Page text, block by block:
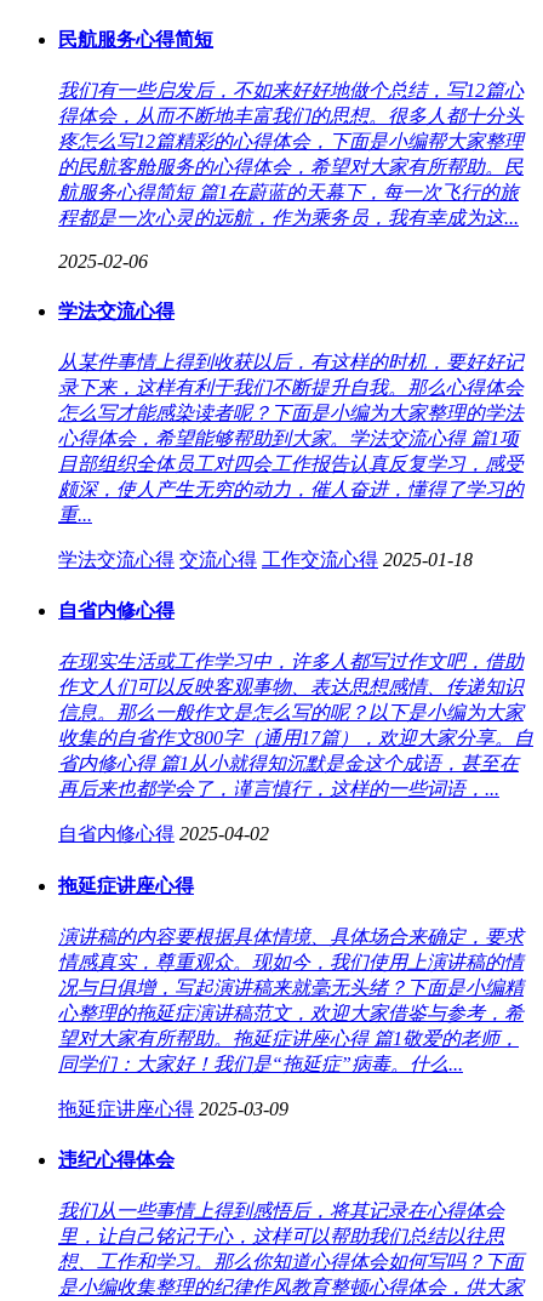
民航服务心得简短
我们有一些启发后，不如来好好地做个总结，写12篇心
得体会，从而不断地丰富我们的思想。很多人都十分头
疼怎么写12篇精彩的心得体会，下面是小编帮大家整理
的民航客舱服务的心得体会，希望对大家有所帮助。民
航服务心得简短 篇1在蔚蓝的天幕下，每一次飞行的旅
程都是一次心灵的远航，作为乘务员，我有幸成为这...
2025-02-06
学法交流心得
从某件事情上得到收获以后，有这样的时机，要好好记
录下来，这样有利于我们不断提升自我。那么心得体会
怎么写才能感染读者呢？下面是小编为大家整理的学法
心得体会，希望能够帮助到大家。学法交流心得 篇1项
目部组织全体员工对四会工作报告认真反复学习，感受
颇深，使人产生无穷的动力，催人奋进，懂得了学习的
重...
学法交流心得 交流心得 工作交流心得 2025-01-18
自省内修心得
在现实生活或工作学习中，许多人都写过作文吧，借助
作文人们可以反映客观事物、表达思想感情、传递知识
信息。那么一般作文是怎么写的呢？以下是小编为大家
收集的自省作文800字（通用17篇），欢迎大家分享。自
省内修心得 篇1从小就得知沉默是金这个成语，甚至在
再后来也都学会了，谨言慎行，这样的一些词语，...
自省内修心得 2025-04-02
拖延症讲座心得
演讲稿的内容要根据具体情境、具体场合来确定，要求
情感真实，尊重观众。现如今，我们使用上演讲稿的情
况与日俱增，写起演讲稿来就毫无头绪？下面是小编精
心整理的拖延症演讲稿范文，欢迎大家借鉴与参考，希
望对大家有所帮助。拖延症讲座心得 篇1敬爱的老师，
同学们：大家好！我们是“拖延症”病毒。什么...
拖延症讲座心得 2025-03-09
违纪心得体会
我们从一些事情上得到感悟后，将其记录在心得体会
里，让自己铭记于心，这样可以帮助我们总结以往思
想、工作和学习。那么你知道心得体会如何写吗？下面
是小编收集整理的纪律作风教育整顿心得体会，供大家